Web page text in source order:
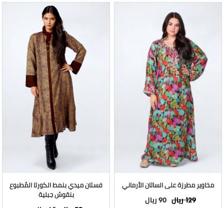
مخاوير مطرزة على الساتان الأرماني
ريال129 ريال 90
فستان ميدي بنمط الكورتا المُطبوع
بنقوش جبلية